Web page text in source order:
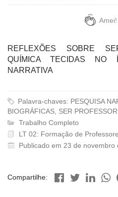
Amei!
REFLEXÕES SOBRE
QUÍMICA TECIDAS NO
NARRATIVA
Palavra-chaves: PESQUISA
BIOGRÁFICAS, SER
Trabalho Completo
LT 02: Formação de
Publicado em 23 de novembro
Compartilhe: